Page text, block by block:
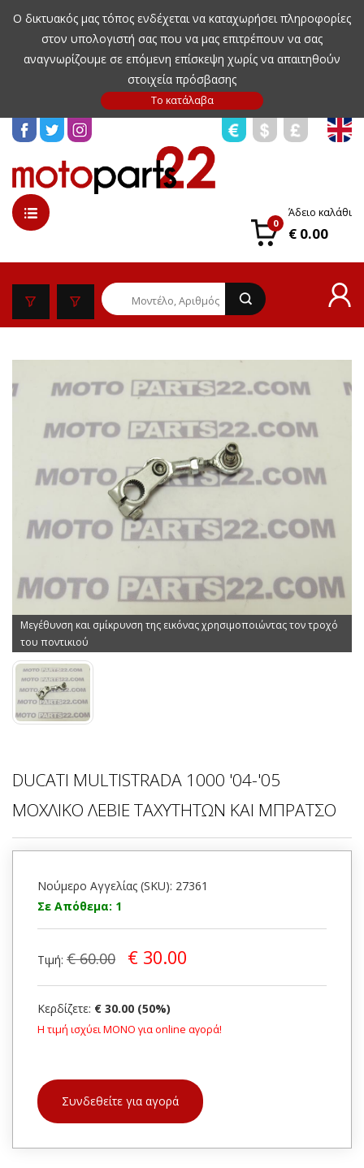
Ο δικτυακός μας τόπος ενδέχεται να καταχωρήσει πληροφορίες
στον υπολογιστή σας που να μας επιτρέπουν να σας
αναγνωρίζουμε σε επόμενη επίσκεψη χωρίς να απαιτηθούν
στοιχεία πρόσβασης
0
Άδειο καλάθι
€ 0.00
Μεγέθυνση και σμίκρυνση της εικόνας χρησιμοποιώντας τον τροχό
του ποντικιού
DUCATI MULTISTRADA 1000 '04-'05
ΜΟΧΛΙΚΟ ΛΕΒΙΕ ΤΑΧΥΤΗΤΩΝ ΚΑΙ ΜΠΡΑΤΣΟ
Νούμερο Αγγελίας (SKU): 27361
Σε Απόθεμα: 1
Τιμή: € 60.00 € 30.00
Κερδίζετε: € 30.00 (50%)
Η τιμή ισχύει ΜΟΝΟ για online αγορά!
Συνδεθείτε για αγορά